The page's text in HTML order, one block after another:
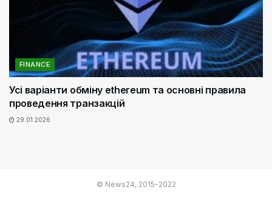
FINANCE
Усі варіанти обміну ethereum та основні правила
проведення транзакцій
29.01.2026
© News24, 2015-2022